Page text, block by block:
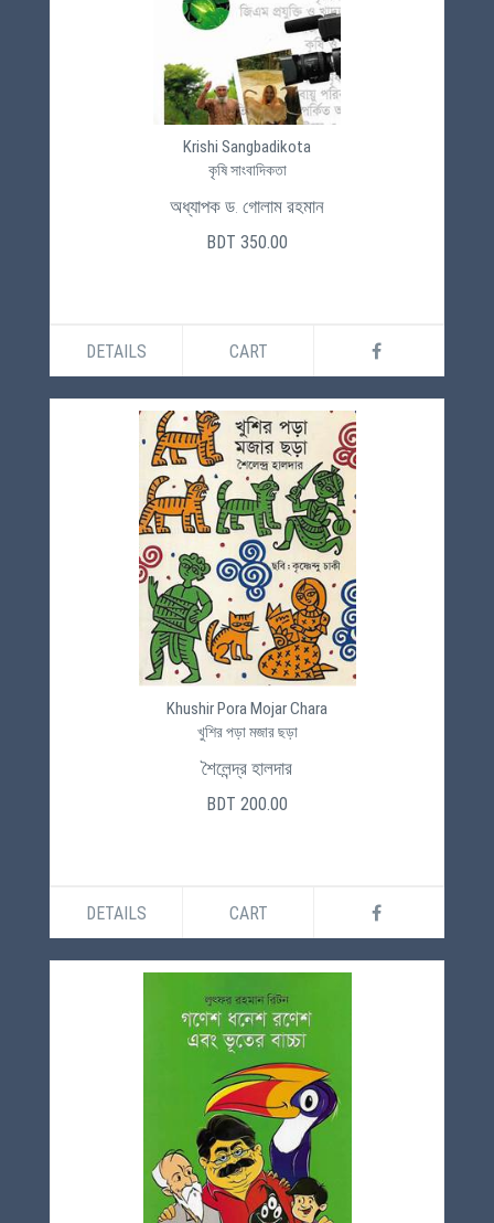
Krishi Sangbadikota
কৃষি সাংবাদিকতা
অধ্যাপক ড. গোলাম রহমান
BDT 350.00
DETAILS CART
Khushir Pora Mojar Chara
খুশির পড়া মজার ছড়া
শৈলেন্দ্র হালদার
BDT 200.00
DETAILS CART